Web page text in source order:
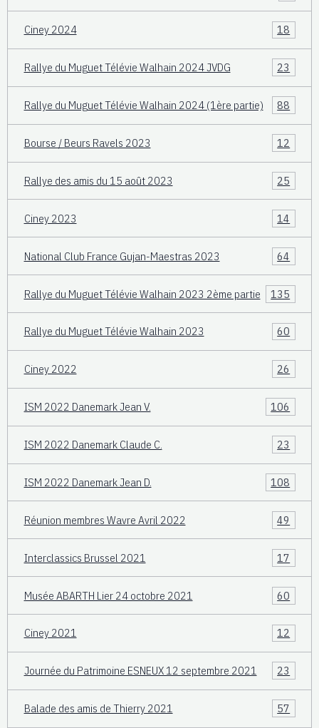
Ciney 2024 18
Rallye du Muguet Télévie Walhain 2024 JVDG 23
Rallye du Muguet Télévie Walhain 2024 (1ère partie) 88
Bourse / Beurs Ravels 2023 12
Rallye des amis du 15 août 2023 25
Ciney 2023 14
National Club France Gujan-Maestras 2023 64
Rallye du Muguet Télévie Walhain 2023 2ème partie 135
Rallye du Muguet Télévie Walhain 2023 60
Ciney 2022 26
ISM 2022 Danemark Jean V. 106
ISM 2022 Danemark Claude C. 23
ISM 2022 Danemark Jean D. 108
Réunion membres Wavre Avril 2022 49
Interclassics Brussel 2021 17
Musée ABARTH Lier 24 octobre 2021 60
Ciney 2021 12
Journée du Patrimoine ESNEUX 12 septembre 2021 23
Balade des amis de Thierry 2021 57